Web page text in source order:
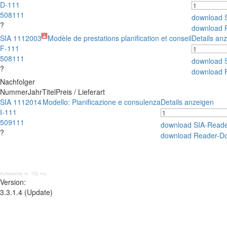
D-111
508111
?
download
download
SIA 111
F-111
508111
?
2003 Modèle de prestations planification et conseilDetails
download
download
Nachfolger
NummerJahrTitelPreis / Lieferart
SIA 111
I-111
509111
?
2014Modello: Pianificazione e consulenzaDetails anzeigen
download SIA-
download Reader-
Aufbereitet in: 152 ms;
Version:
3.3.1.4 (Update)